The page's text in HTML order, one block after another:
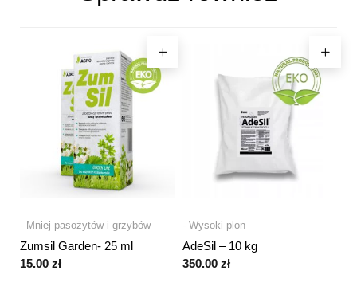
- Mniej pasożytów i grzybów
Zumsil Garden- 25 ml
15.00 zł
- Wysoki plon
AdeSil – 10 kg
350.00 zł